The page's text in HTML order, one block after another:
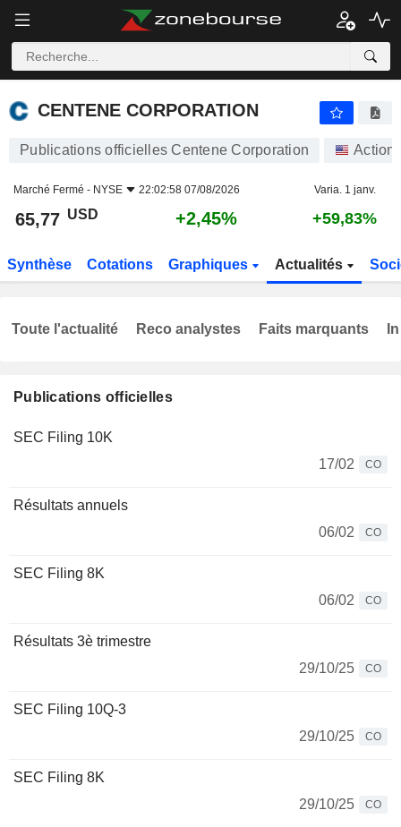
CENTENE CORPORATION
CENTENE CORPORATION
Publications officielles Centene Corporation
Marché Fermé - NYSE 22:02:58 07/08/2026 Varia. 1 janv.
65,77 USD +2,45% +59,83%
Synthèse Cotations Graphiques Actualités
Publications officielles
SEC Filing 10K
17/02
CO
Résultats annuels
06/02
CO
SEC Filing 8K
06/02
CO
Résultats 3è trimestre
29/10/25
CO
SEC Filing 10Q-3
29/10/25
CO
SEC Filing 8K
29/10/25
CO
Toute l'actualité Reco analystes Faits marquants